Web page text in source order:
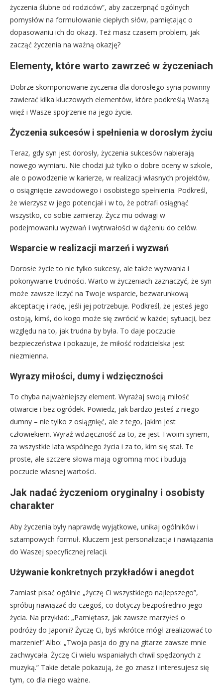
życzenia ślubne od rodziców”, aby zaczerpnąć ogólnych
pomysłów na formułowanie ciepłych słów, pamiętając o
dopasowaniu ich do okazji. Też masz czasem problem, jak
zacząć życzenia na ważną okazję?
Elementy, które warto zawrzeć w życzeniach
Dobrze skomponowane życzenia dla dorosłego syna powinny
zawierać kilka kluczowych elementów, które podkreślą Waszą
więź i Wasze spojrzenie na jego życie.
Życzenia sukcesów i spełnienia w dorosłym życiu
Teraz, gdy syn jest dorosły, życzenia sukcesów nabierają
nowego wymiaru. Nie chodzi już tylko o dobre oceny w szkole,
ale o powodzenie w karierze, w realizacji własnych projektów,
o osiągnięcie zawodowego i osobistego spełnienia. Podkreśl,
że wierzysz w jego potencjał i w to, że potrafi osiągnąć
wszystko, co sobie zamierzy. Życz mu odwagi w
podejmowaniu wyzwań i wytrwałości w dążeniu do celów.
Wsparcie w realizacji marzeń i wyzwań
Dorosłe życie to nie tylko sukcesy, ale także wyzwania i
pokonywanie trudności. Warto w życzeniach zaznaczyć, że syn
może zawsze liczyć na Twoje wsparcie, bezwarunkową
akceptację i radę, jeśli jej potrzebuje. Podkreśl, że jesteś jego
ostoją, kimś, do kogo może się zwrócić w każdej sytuacji, bez
względu na to, jak trudna by była. To daje poczucie
bezpieczeństwa i pokazuje, że miłość rodzicielska jest
niezmienna.
Wyrazy miłości, dumy i wdzięczności
To chyba najważniejszy element. Wyrażaj swoją miłość
otwarcie i bez ogródek. Powiedz, jak bardzo jesteś z niego
dumny – nie tylko z osiągnięć, ale z tego, jakim jest
człowiekiem. Wyraź wdzięczność za to, że jest Twoim synem,
za wszystkie lata wspólnego życia i za to, kim się stał. Te
proste, ale szczere słowa mają ogromną moc i budują
poczucie własnej wartości.
Jak nadać życzeniom oryginalny i osobisty
charakter
Aby życzenia były naprawdę wyjątkowe, unikaj ogólników i
sztampowych formuł. Kluczem jest personalizacja i nawiązania
do Waszej specyficznej relacji.
Używanie konkretnych przykładów i anegdot
Zamiast pisać ogólnie „życzę Ci wszystkiego najlepszego”,
spróbuj nawiązać do czegoś, co dotyczy bezpośrednio jego
życia. Na przykład: „Pamiętasz, jak zawsze marzyłeś o
podróży do Japonii? Życzę Ci, byś wkrótce mógł zrealizować to
marzenie!” Albo: „Twoja pasja do gry na gitarze zawsze mnie
zachwycała. Życzę Ci wielu wspaniałych chwil spędzonych z
muzyką.” Takie detale pokazują, że go znasz i interesujesz się
tym, co dla niego ważne.